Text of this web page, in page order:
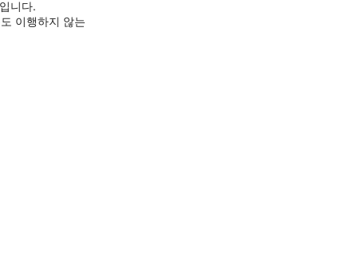
니다.
이행하지 않는